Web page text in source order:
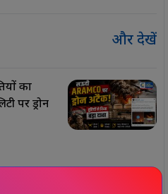
और देखें
का
पर ड्रोन